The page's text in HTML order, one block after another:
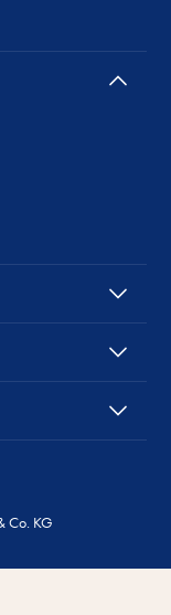
Co. KG